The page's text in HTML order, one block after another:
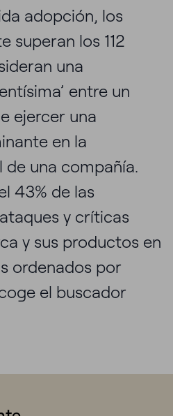
adopción, los
superan los 112
una
entre un
ejercer una
en la
una compañía.
43% de las
y críticas
y sus productos en
ordenados por
el buscador